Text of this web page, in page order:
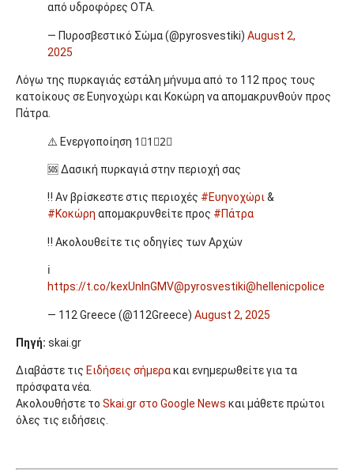
από υδροφόρες ΟΤΑ.
— Πυροσβεστικό Σώμα (@pyrosvestiki) August 2,
2025
Λόγω της πυρκαγιάς εστάλη μήνυμα από το 112 προς τους
κατοίκους σε Ευηνοχώρι και Κοκώρη να απομακρυνθούν προς
Πάτρα.
⚠️ Ενεργοποίηση 1⃣1⃣2⃣
🆘 Δασική πυρκαγιά στην περιοχή σας
‼️ Αν βρίσκεστε στις περιοχές #Ευηνοχώρι&
#Κοκώρη απομακρυνθείτε προς #Πάτρα
‼️ Ακολουθείτε τις οδηγίες των Αρχών
ℹ️
https://t.co/kexUnlnGMV@pyrosvestiki@hellenicpolice
— 112 Greece (@112Greece) August 2, 2025
Πηγή: skai.gr
Διαβάστε τις Ειδήσεις σήμερακαι ενημερωθείτε για τα
πρόσφατα νέα.
Ακολουθήστε το Skai.gr στο Google News και μάθετε πρώτοι
όλες τις ειδήσεις.